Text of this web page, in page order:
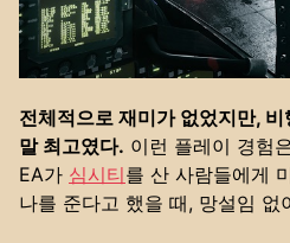
전체적으로 재미가 없었지만,
말 최고였다. 이런 플레이 경험
EA가 심시티를 산 사람들에게
나를 준다고 했을 때, 망설임 없